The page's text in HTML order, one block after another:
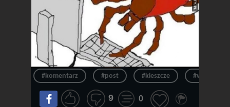
#komentarz #post #kleszcze #wpis
9 0